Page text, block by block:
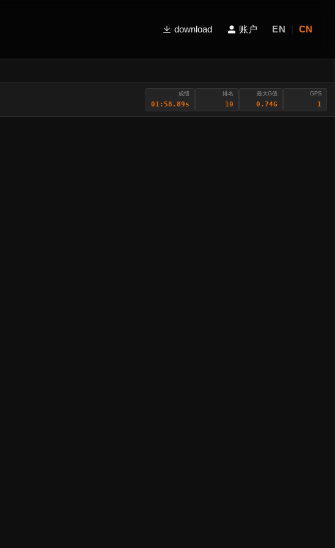
download 账户 EN CN
成绩
01:58.89s
排名
10
最大G值
0.74G
GPS
1